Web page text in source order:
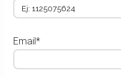
Email*